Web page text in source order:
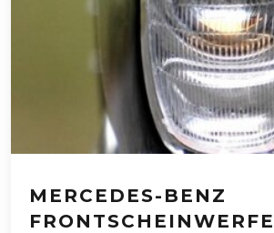
MERCEDES-BENZ